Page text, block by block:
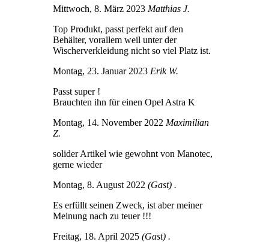
Mittwoch, 8. März 2023 Matthias J.
Top Produkt, passt perfekt auf den
Behälter, vorallem weil unter der
Wischerverkleidung nicht so viel Platz ist.
Montag, 23. Januar 2023 Erik W.
Passt super !
Brauchten ihn für einen Opel Astra K
Montag, 14. November 2022 Maximilian
Z.
solider Artikel wie gewohnt von Manotec,
gerne wieder
Montag, 8. August 2022 (Gast) .
Es erfüllt seinen Zweck, ist aber meiner
Meinung nach zu teuer !!!
Freitag, 18. April 2025 (Gast) .